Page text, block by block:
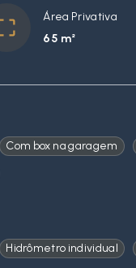
Área Privativa
65 m²
Com box na garagem
Hidrômetro individual